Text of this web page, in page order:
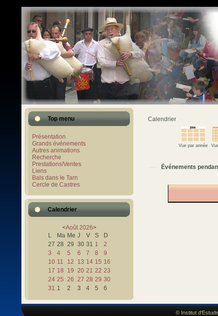
Top menu
Présentation
Grands événements
Autres animations
Recherche
Prestations/Ventes
Liens
Bals dans le Tarn
Cercle de Castres
Calendrier
<Août 2026>
L
Ma Me J V S
D
27 28 29 30 31 1
2
3
4 5 6 7 8
9
10 11 12 13 14 15 16
17 18 19 20 21 22 23
24 25 26 27 28 29 30
31 1 2 3 4 5 6
Calendrier
Vue par année
Événements
© Institut